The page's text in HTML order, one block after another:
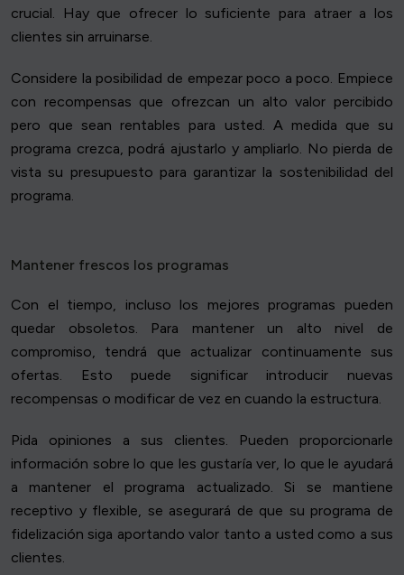
crucial. Hay que ofrecer lo suficiente para atraer a los
clientes sin arruinarse.
Considere la posibilidad de empezar poco a poco. Empiece
con recompensas que ofrezcan un alto valor percibido
pero que sean rentables para usted. A medida que su
programa crezca, podrá ajustarlo y ampliarlo. No pierda de
vista su presupuesto para garantizar la sostenibilidad del
programa.
Mantener frescos los programas
Con el tiempo, incluso los mejores programas pueden
quedar obsoletos. Para mantener un alto nivel de
compromiso, tendrá que actualizar continuamente sus
ofertas. Esto puede significar introducir nuevas
recompensas o modificar de vez en cuando la estructura.
Pida opiniones a sus clientes. Pueden proporcionarle
información sobre lo que les gustaría ver, lo que le ayudará
a mantener el programa actualizado. Si se mantiene
receptivo y flexible, se asegurará de que su programa de
fidelización siga aportando valor tanto a usted como a sus
clientes.